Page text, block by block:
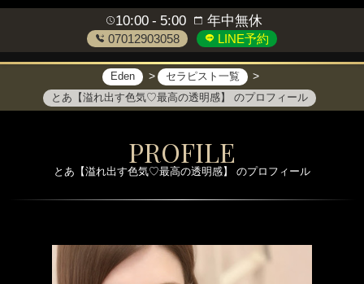
10:00 5:00 年中無休
07012903058 LINE予約
Eden
セラピスト一覧
とあ【溢れ出す色気♡最高の透明感】 のプロフィール
PROFILE
とあ【溢れ出す色気♡最高の透明感】 のプロフィール